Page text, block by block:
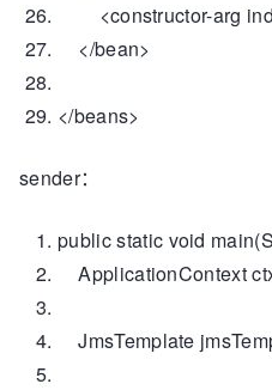
<constructor-arg
</bean>
</beans>
sender：
publicstatic void
ApplicationContext
JmsTemplate